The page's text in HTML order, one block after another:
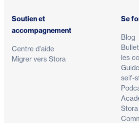
Soutien et
accompagnement
Centre d'aide
Migrer vers Stora
Se
Blog
les
self-